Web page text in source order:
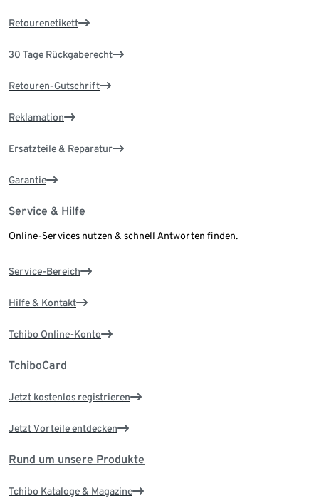
Retourenetikett
30 Tage Rückgaberecht
Retouren-Gutschrift
Reklamation
Ersatzteile & Reparatur
Garantie
Service & Hilfe
Online-Services nutzen & schnell Antworten finden.
Service-Bereich
Hilfe & Kontakt
Tchibo Online-Konto
TchiboCard
Jetzt kostenlos registrieren
Jetzt Vorteile entdecken
Rund um unsere Produkte
Tchibo Kataloge & Magazine